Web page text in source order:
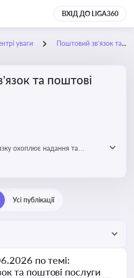
ВХІД ДО LIGA360
уваги Поштовий зв’язок та поштові послуги
та поштові
охоплює надання та
обслуговування, що
законодавством. Для
в державних реєстрах і
Усі публікації
по темі:
та поштові послуги